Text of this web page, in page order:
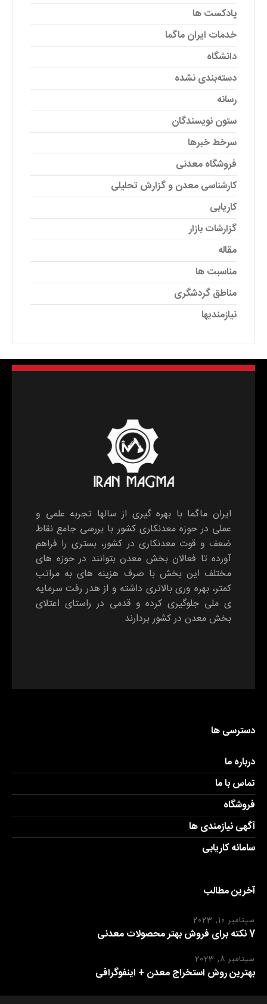
پادکست ها
خدمات ایران ماگما
دانشگاه
دسته‌بندی نشده
رسانه
ستون نویسندگان
سرخط خبرها
فروشگاه معدنی
کارشناسی معدن و گزارش تحلیلی
کاریابی
گزارشات بازار
مقاله
مناسبت ها
مناطق گردشگری
نیازمندیها
ایران ماگما با بهره گیری از سالها تجربه علمی و
عملی در حوزه معدنکاری کشور با بررسی جامع نقاط
ضعف و قوت معدنکاری در کشور، بستری را فراهم
آورده تا فعالان بخش معدن بتوانند در حوزه های
مختلف این بخش با صرف هزینه های به مراتب
کمتر، بهره وری بالاتری داشته و از هدر رفت سرمایه
ی ملی جلوگیری کرده و قدمی در راستای اعتلای
بخش معدن در کشور بردارند.
دسترسی ها
درباره ما
تماس با ما
فروشگاه
آگهی نیازمندی ها
سامانه کاریابی
آخرین مطالب
سپتامبر 10, 2023
7 نکته برای فروش بهتر محصولات معدنی
سپتامبر 8, 2023
بهترین روش استخراج معدن + اینفوگرافی